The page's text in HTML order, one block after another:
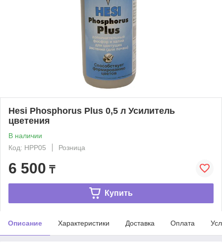
Hesi Phosphorus Plus 0,5 л Усилитель
цветения
В наличии
Код: HPP05
Розница
6 500 ₸
Купить
Описание Характеристики Доставка Оплата